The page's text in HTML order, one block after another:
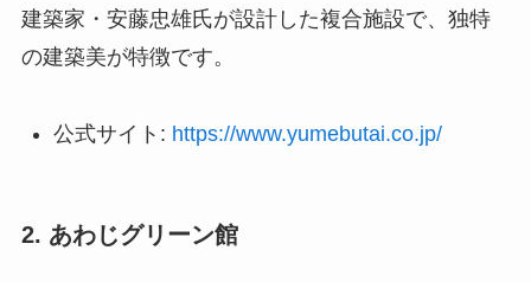
建築家・安藤忠雄氏が設計した複合施設で、独特
の建築美が特徴です。
公式サイト: https://www.yumebutai.co.jp/
2. あわじグリーン館